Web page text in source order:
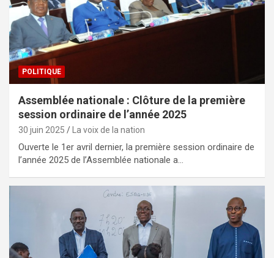
POLITIQUE
Assemblée nationale : Clôture de la première
session ordinaire de l’année 2025
30 juin 2025 La voix de la nation
Ouverte le 1er avril dernier, la première session ordinaire de
l’année 2025 de l’Assemblée nationale a…